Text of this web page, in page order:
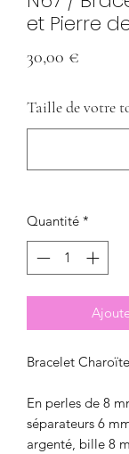
et Pierre
30,00 €
Taille de votre
Quantité *
Bracelet
En perles de 8
séparateurs 6
argenté, bille 8